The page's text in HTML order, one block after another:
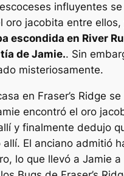
influyentes se
oro jacobita entre ellos,
escondida en River
de Jamie.. Sin
misteriosamente.
en Fraser’s Ridge se
encontró el oro
y finalmente dedujo
allí. El anciano admitió
lo que llevó a Jamie a